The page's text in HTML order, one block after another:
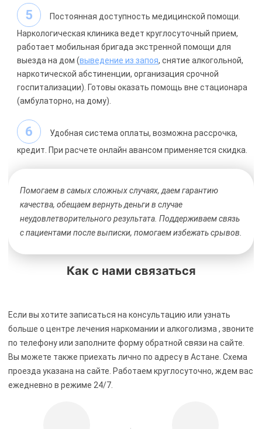
Постоянная доступность медицинской помощи.
Наркологическая клиникаведет круглосуточный прием,
работает мобильная бригада экстренной помощи для
выезда на дом (выведение из запоя, снятие алкогольной,
наркотической абстиненции, организация срочной
госпитализации). Готовы оказать помощь вне стационара
(амбулаторно, на дому).
Удобная система оплаты, возможна рассрочка,
кредит. При расчете онлайн авансом применяется скидка.
Помогаем в самых сложных случаях, даем гарантию
качества, обещаем вернуть деньги в случае
неудовлетворительного результата. Поддерживаем связь
с пациентами после выписки, помогаем избежать срывов.
Как с нами связаться
Если вы хотите записаться на консультацию или узнать
больше о центре лечения наркомании и алкоголизма, звоните
по телефонуили заполните форму обратной связи на сайте.
Вы можете также приехать лично по адресу в Астане. Схема
проезда указана на сайте. Работаем круглосуточно, ждем вас
ежедневно в режиме 24/7.